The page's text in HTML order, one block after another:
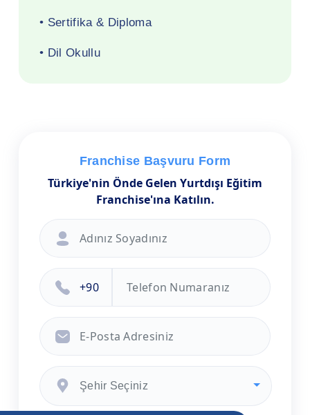
• Sertifika & Diploma
• Dil Okullu
Franchise Başvuru Form
Türkiye'nin Önde Gelen Yurtdışı Eğitim
Franchise'ına Katılın.
Şehir Seçiniz